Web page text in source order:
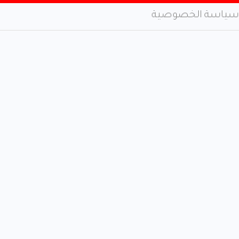
سياسة الخصوصية